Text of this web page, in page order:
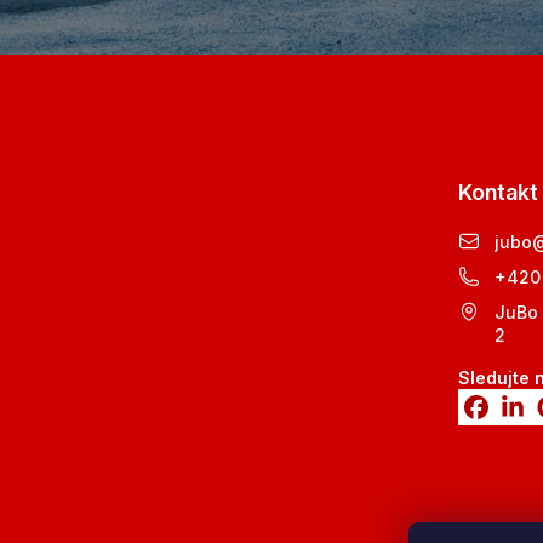
Kontakt
jubo
+420
2
Sledujte